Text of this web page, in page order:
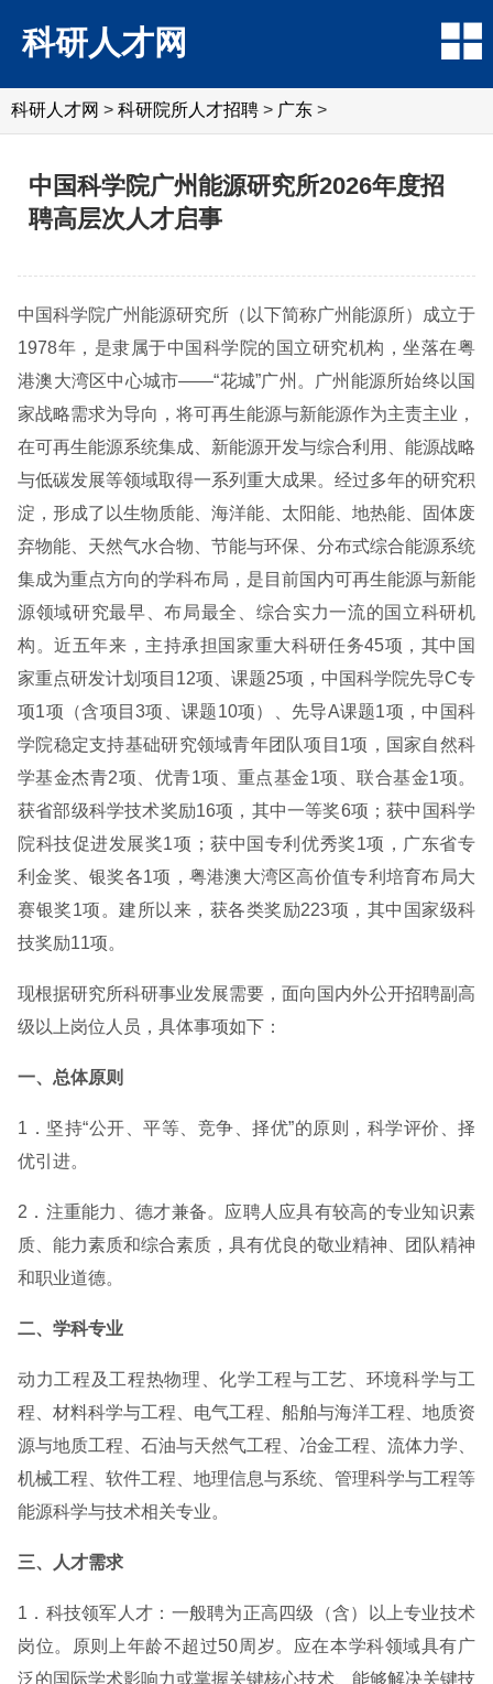
科研人才网
科研人才网 > 科研院所人才招聘 > 广东 >
中国科学院广州能源研究所2026年度招
聘高层次人才启事
中国科学院广州能源研究所（以下简称广州能源所）成立于
1978年，是隶属于中国科学院的国立研究机构，坐落在粤
港澳大湾区中心城市——“花城”广州。广州能源所始终以国
家战略需求为导向，将可再生能源与新能源作为主责主业，
在可再生能源系统集成、新能源开发与综合利用、能源战略
与低碳发展等领域取得一系列重大成果。经过多年的研究积
淀，形成了以生物质能、海洋能、太阳能、地热能、固体废
弃物能、天然气水合物、节能与环保、分布式综合能源系统
集成为重点方向的学科布局，是目前国内可再生能源与新能
源领域研究最早、布局最全、综合实力一流的国立科研机
构。近五年来，主持承担国家重大科研任务45项，其中国
家重点研发计划项目12项、课题25项，中国科学院先导C专
项1项（含项目3项、课题10项）、先导A课题1项，中国科
学院稳定支持基础研究领域青年团队项目1项，国家自然科
学基金杰青2项、优青1项、重点基金1项、联合基金1项。
获省部级科学技术奖励16项，其中一等奖6项；获中国科学
院科技促进发展奖1项；获中国专利优秀奖1项，广东省专
利金奖、银奖各1项，粤港澳大湾区高价值专利培育布局大
赛银奖1项。建所以来，获各类奖励223项，其中国家级科
技奖励11项。
现根据研究所科研事业发展需要，面向国内外公开招聘副高
级以上岗位人员，具体事项如下：
一、总体原则
1．坚持“公开、平等、竞争、择优”的原则，科学评价、择
优引进。
2．注重能力、德才兼备。应聘人应具有较高的专业知识素
质、能力素质和综合素质，具有优良的敬业精神、团队精神
和职业道德。
二、学科专业
动力工程及工程热物理、化学工程与工艺、环境科学与工
程、材料科学与工程、电气工程、船舶与海洋工程、地质资
源与地质工程、石油与天然气工程、冶金工程、流体力学、
机械工程、软件工程、地理信息与系统、管理科学与工程等
能源科学与技术相关专业。
三、人才需求
1．科技领军人才：一般聘为正高四级（含）以上专业技术
岗位。原则上年龄不超过50周岁。应在本学科领域具有广
泛的国际学术影响力或掌握关键核心技术、能够解决关键技